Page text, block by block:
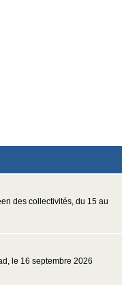
des collectivités, du 15 au
le 16 septembre 2026